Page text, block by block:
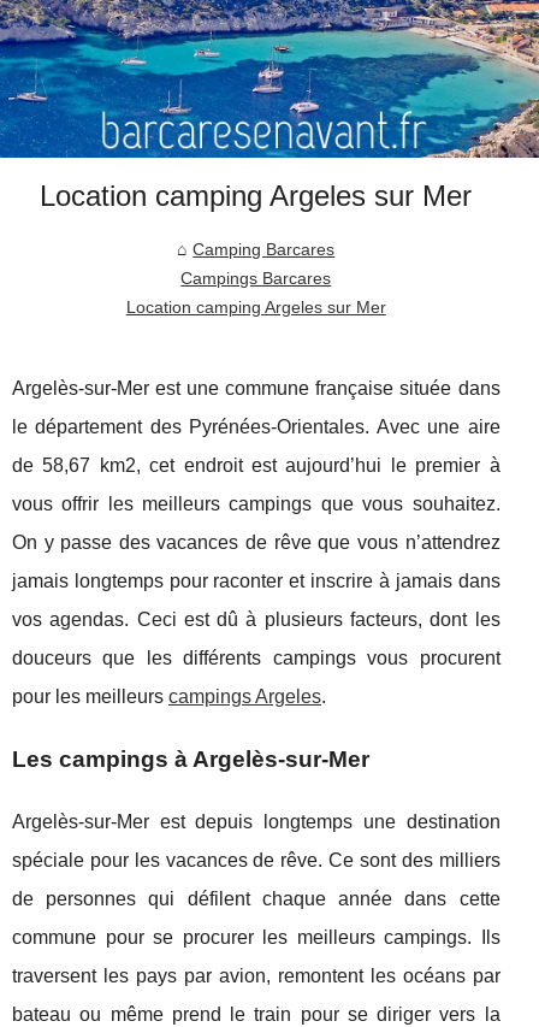
Location camping Argeles sur Mer
Camping Barcares
Campings Barcares
Location camping Argeles sur Mer
Argelès-sur-Mer est une commune française située dans
le département des Pyrénées-Orientales. Avec une aire
de 58,67 km2, cet endroit est aujourd’hui le premier à
vous offrir les meilleurs campings que vous souhaitez.
On y passe des vacances de rêve que vous n’attendrez
jamais longtemps pour raconter et inscrire à jamais dans
vos agendas. Ceci est dû à plusieurs facteurs, dont les
douceurs que les différents campings vous procurent
pour les meilleurs campings Argeles.
Les campings à Argelès-sur-Mer
Argelès-sur-Mer est depuis longtemps une destination
spéciale pour les vacances de rêve. Ce sont des milliers
de personnes qui défilent chaque année dans cette
commune pour se procurer les meilleurs campings. Ils
traversent les pays par avion, remontent les océans par
bateau ou même prend le train pour se diriger vers la